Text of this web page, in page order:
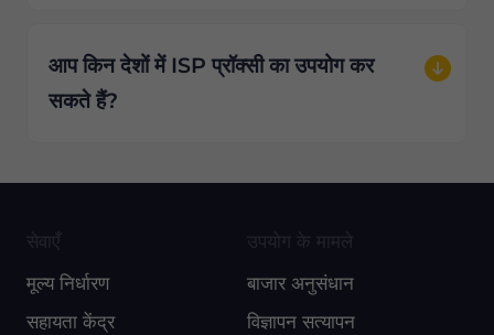
आप किन देशों में ISP प्रॉक्सी का उपयोग कर
सकते हैं?
मूल्य निर्धारण
सहायता केंद्र
बाजार अनुसंधान
विज्ञापन सत्यापन